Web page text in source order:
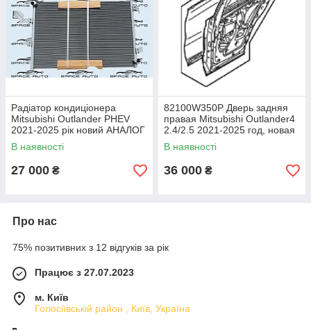
Радіатор кондиціонера
Mitsubishi Outlander PHEV
2021-2025 рік новий АНАЛОГ
7812A466
В наявності
27 000 ₴
82100W350P Дверь задняя
правая Мitsubishi Оutlander4
2.4/2.5 2021-2025 год, новая
оригинал
В наявності
36 000 ₴
Про нас
75% позитивних з 12 відгуків за рік
Працює з 27.07.2023
м. Київ
Голосіївській район , Київ, Україна